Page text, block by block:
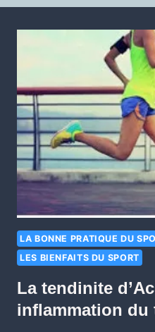
LA BONNE PRATIQUE DU
LES BIENFAITS DU SPORT
La tendinite
inflammation du